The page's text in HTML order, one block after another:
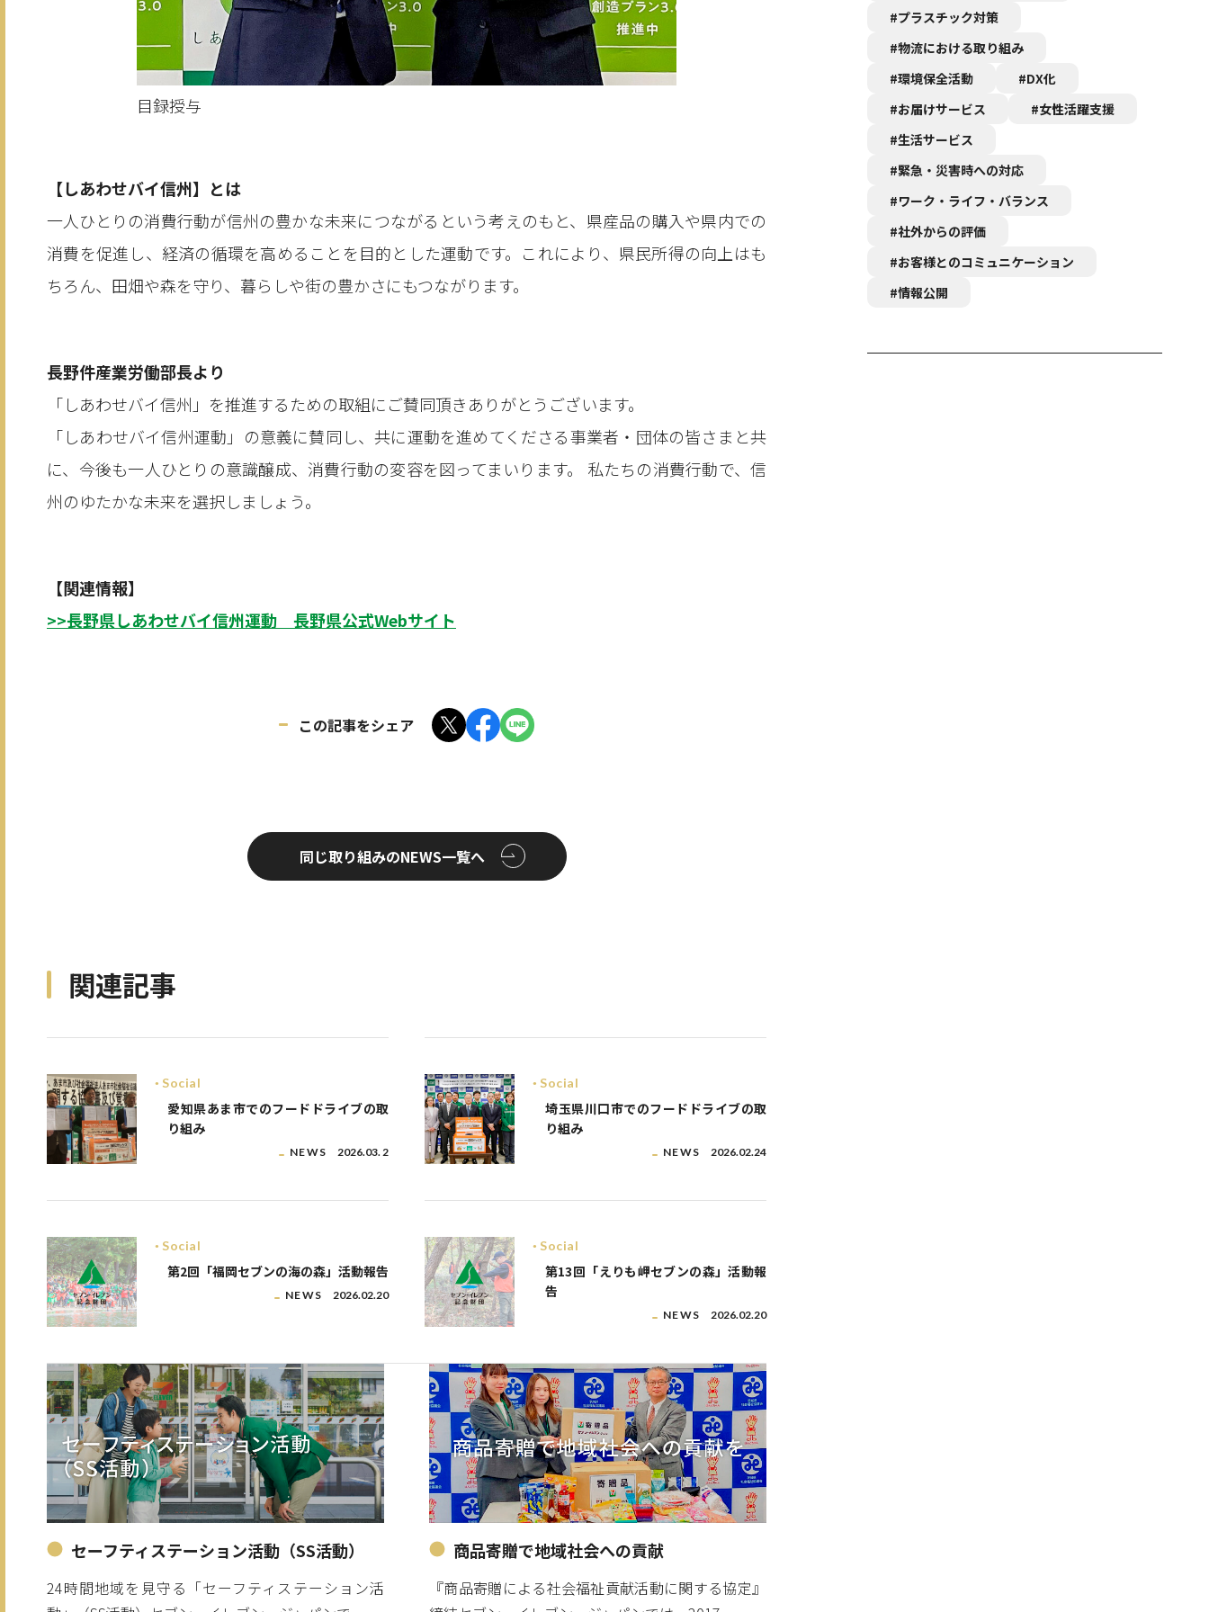
目録授与
【しあわせバイ信州】とは
一人ひとりの消費行動が信州の豊かな未来につながるという考えのもと、県産品の購入や県内での
消費を促進し、経済の循環を高めることを目的とした運動です。これにより、県民所得の向上はも
ちろん、田畑や森を守り、暮らしや街の豊かさにもつながります。
長野件産業労働部長より
「しあわせバイ信州」を推進するための取組にご賛同頂きありがとうございます。
「しあわせバイ信州運動」の意義に賛同し、共に運動を進めてくださる事業者・団体の皆さまと共
に、今後も一人ひとりの意識醸成、消費行動の変容を図ってまいります。 私たちの消費行動で、信
州のゆたかな未来を選択しましょう。
【関連情報】
>>長野県しあわせバイ信州運動 長野県公式Webサイト
この記事をシェア
同じ取り組みのNEWS一覧へ
関連記事
Social
愛知県あま市でのフードドライブの取
り組み
NEWS 2026.03. 2
Social
埼玉県川口市でのフードドライブの取
り組み
NEWS 2026.02.24
Social
第2回「福岡セブンの海の森」活動報告
NEWS 2026.02.20
Social
第13回「えりも岬セブンの森」活動報
告
NEWS 2026.02.20
セーフティステーション活動（SS活動）
24時間地域を見守る「セーフティステーション活
商品寄贈で地域社会への貢献
『商品寄贈による社会福祉貢献活動に関する協定』
#プラスチック対策
#物流における取り組み
#環境保全活動
#DX化
#お届けサービス
#女性活躍支援
#生活サービス
#緊急・災害時への対応
#ワーク・ライフ・バランス
#社外からの評価
#お客様とのコミュニケーション
#情報公開